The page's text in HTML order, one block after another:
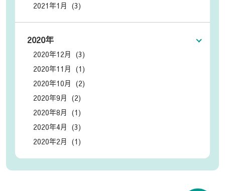
2021年1月 (3)
2020年
2020年12月 (3)
2020年11月 (1)
2020年10月 (2)
2020年9月 (2)
2020年8月 (1)
2020年4月 (3)
2020年2月 (1)